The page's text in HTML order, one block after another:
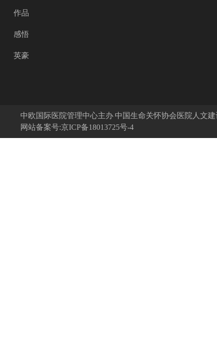
作品
感悟
英豪
中欧国际医院管理中心主办 中国生命关怀协会医院人文
网站备案号:京ICP备18013725号-4